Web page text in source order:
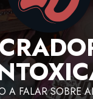
A FALAR SOBRE